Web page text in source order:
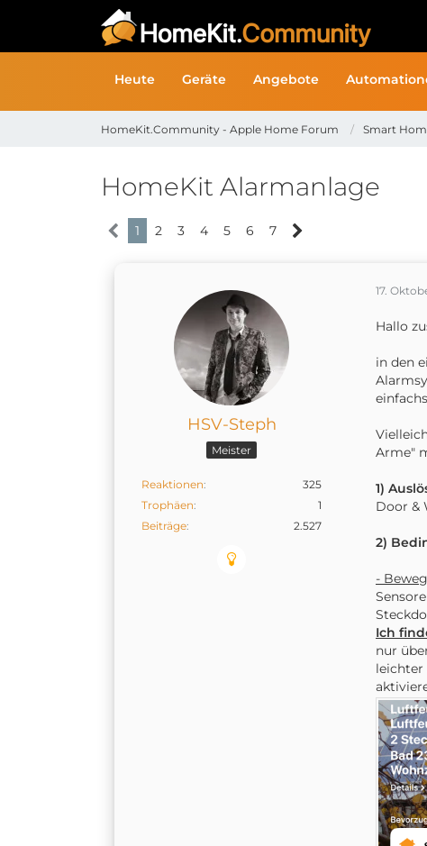
Heute Geräte Angebote
HomeKit.Community - Apple Home Forum Smart
HomeKit Alarmanlage
1 2 3 4 5 6 7
HSV-Steph
Meister
Reaktionen
325
Trophäen
1
Beiträge
2.527
17.
Hallo
in den
Arme"
1)
Door &
2)
-
Ich
nur
leichter